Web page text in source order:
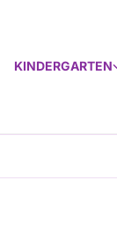
KINDERGARTEN